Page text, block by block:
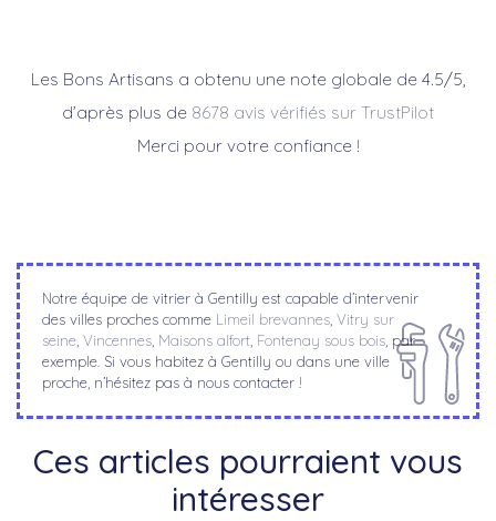
Les Bons Artisans a obtenu une note globale de 4.5/5,
d’après plus de 8678 avis vérifiés sur TrustPilot
Merci pour votre confiance !
Notre équipe de vitrier à Gentilly est capable d’intervenir
des villes proches comme Limeil brevannes Vitry sur
seine Vincennes Maisons alfort Fontenay sous bois , par
exemple. Si vous habitez à Gentilly ou dans une ville
proche, n’hésitez pas à nous contacter !
Ces articles pourraient vous
intéresser